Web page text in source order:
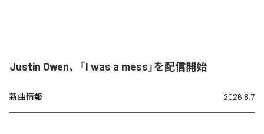
Justin Owen、「I was a mess」を配信開始
新曲情報 2026.8.7